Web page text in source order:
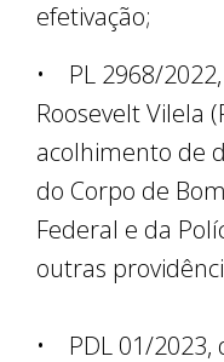
efetivação;
• PL 2968/
Roosevelt Vilela
acolhimento de
do Corpo de
Federal e da
outras
• PDL 01/2023,